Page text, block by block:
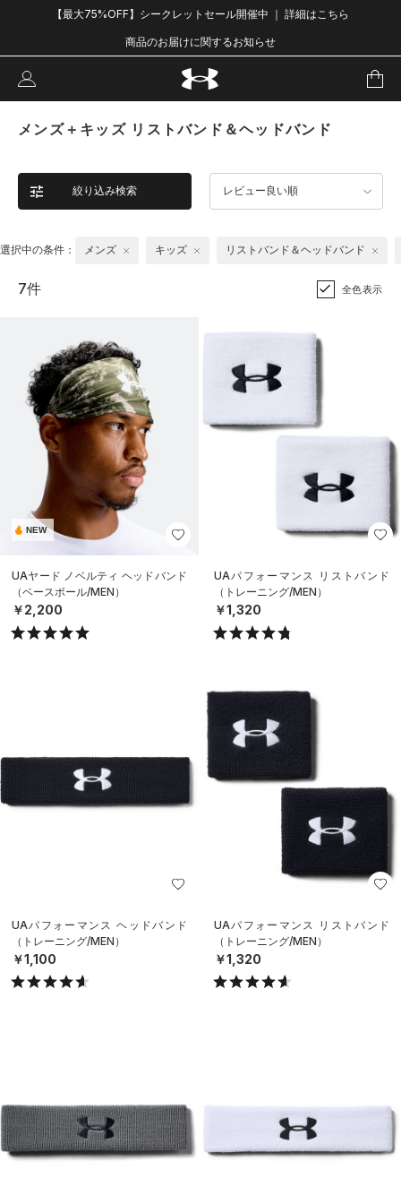
【最大75%OFF】シークレットセール開催中 ｜ 詳細はこちら
商品のお届けに関するお知らせ
メンズ＋キッズ リストバンド＆ヘッドバンド
絞り込み検索 レビュー良い順
選択中の条件： メンズ キッズ リストバンド＆ヘッドバンド
7件 全色表示
NEW
UAヤード ノベルティ ヘッドバンド
（ベースボール/MEN）
￥2,200
UAパフォーマンス リストバンド
（トレーニング/MEN）
￥1,320
UAパフォーマンス ヘッドバンド
（トレーニング/MEN）
￥1,100
UAパフォーマンス リストバンド
（トレーニング/MEN）
￥1,320